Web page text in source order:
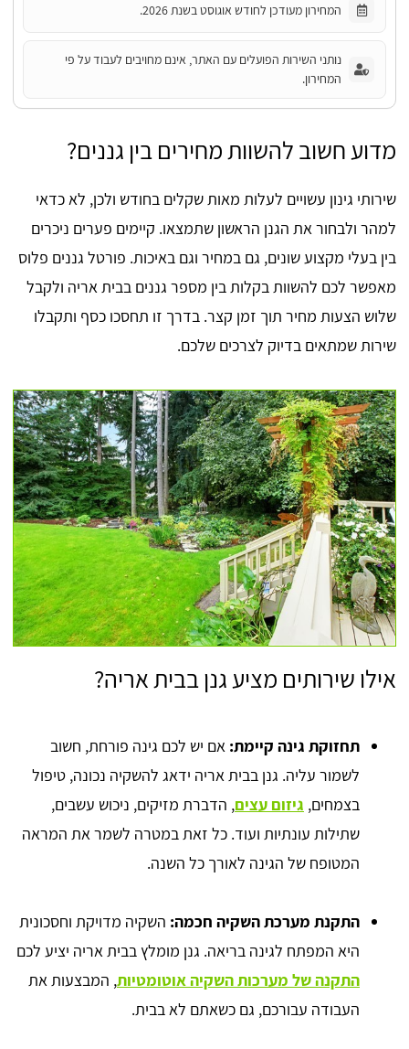
המחירון מעודכן לחודש אוגוסט בשנת 2026.
נותני השירות הפועלים עם האתר, אינם מחויבים לעבוד על פי
המחירון.
מדוע חשוב להשוות מחירים בין גננים?
שירותי גינון עשויים לעלות מאות שקלים בחודש ולכן, לא כדאי
למהר ולבחור את הגנן הראשון שתמצאו. קיימים פערים ניכרים
בין בעלי מקצוע שונים, גם במחיר וגם באיכות. פורטל גננים פלוס
מאפשר לכם להשוות בקלות בין מספר גננים בבית אריה ולקבל
שלוש הצעות מחיר תוך זמן קצר. בדרך זו תחסכו כסף ותקבלו
שירות שמתאים בדיוק לצרכים שלכם.
אילו שירותים מציע גנן בבית אריה?
תחזוקת גינה קיימת: אם יש לכם גינה פורחת, חשוב
לשמור עליה. גנן בבית אריה ידאג להשקיה נכונה, טיפול
בצמחים, גיזום עצים, הדברת מזיקים, ניכוש עשבים,
שתילות עונתיות ועוד. כל זאת במטרה לשמר את המראה
המטופח של הגינה לאורך כל השנה.
התקנת מערכת השקיה חכמה: השקיה מדויקת וחסכונית
היא המפתח לגינה בריאה. גנן מומלץ בבית אריה יציע לכם
התקנה של מערכות השקיה אוטומטיות, המבצעות את
העבודה עבורכם, גם כשאתם לא בבית.